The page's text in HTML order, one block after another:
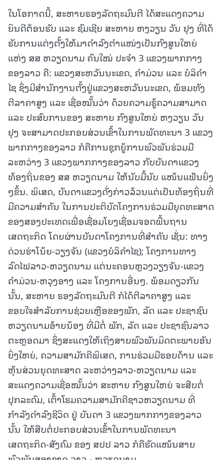
ໃນໂອກາດນີ້, ສະຫາຍຮອງລັດຖະມົນຕີ ໄດ້ສະແດງຄວາມ
ຍິນດີຕ້ອນຮັບ ແລະ ຊົມເຊີຍ ສະຫາຍ ຫງວຽນ ວັນ ຢຸງ ທີ່ໄດ້
ຮັບການແຕ່ງຕັ້ງໃຫ້ມາດໍາລົງຕໍາແໜ່ງເປັນກົງສູນໃຫຍ່
ແຫ່ງ ສສ ຫວຽດນາມ ຄົນໃໝ່ ປະຈໍາ 3 ແຂວງພາກກາງ
ຂອງລາວ ຄື: ແຂວງສະຫວັນນະເຂດ, ຄຳມ່ວນ ແລະ ບໍລິຄຳ
ໄຊ ຊຶ່ງມີສໍານັກງານຕັ້ງຢູ່ແຂວງສະຫວັນນະເຂດ, ພ້ອມທັງ
ຕີລາຄາສູງ ແລະ ເຊື່ອໝັ້ນວ່າ ດ້ວຍຄວາມຮູ້ຄວາມສາມາດ
ແລະ ປະສົບການຂອງ ສະຫາຍ ກົງສູນໃຫຍ່ ຫງວຽນ ວັນ
ຢຸງ ຈະສາມາດປະກອບສ່ວນເຂົ້າໃນການພັດທະນາ 3 ແຂວງ
ພາກກາງຂອງລາວ ກໍຄືການຊຸກຍູ້ການພົວພັນຮ່ວມມື
ລະຫວ່າງ 3 ແຂວງພາກກາງຂອງລາວ ກັບບັນດາແຂວງ
ທ້ອງຖິ່ນຂອງ ສສ ຫວຽດນາມ ໃຫ້ນັບມື້ນັບ ແໜ້ນແຟ້ນຍິ່ງ
ໆຂຶ້ນ. ພິເສດ, ບັນດາແຂວງດັ່ງກ່າວລ້ວນແຕ່ເປັນທ້ອງຖິ່ນທີ່
ມີຄວາມສຳຄັນ ໃນການປະຕິບັດໂຄງການຮ່ວມມືຍຸດທະສາດ
ຂອງສອງປະເທດເພື່ອເຊື່ອມໂຍງເຊື່ອມຈອດພື້ນຖານ
ເສດຖະກິດ ໂດຍຜ່ານບັນດາໂຄງການທີ່ສຳຄັນ ເຊັ່ນ: ທາງ
ດ່ວນຮ່າໂນ້ຍ-ວຽງຈັນ (ແຂວງບໍລິຄຳໄຊ); ໂຄງການທາງ
ລົດໄຟລາວ-ຫວຽດນາມ ແຕ່ນະຄອນຫຼວງວຽງຈັນ-ແຂວງ
ຄໍາມ່ວນ-ຫວຸງອາງ ແລະ ໂຄງການອື່ນໆ. ພ້ອມດຽວກັນ
ນັ້ນ, ສະຫາຍ ຮອງລັດຖະມົນຕີ ກໍໄດ້ຕີລາຄາສູງ ແລະ
ຂອບໃຈສຳລັບການຊ່ວຍເຫຼືອຂອງພັກ, ລັດ ແລະ ປະຊາຊົນ
ຫວຽດນາມອ້າຍນ້ອງ ທີ່ມີຕໍ່ ພັກ, ລັດ ແລະ ປະຊາຊົນລາວ
ຕະຫຼອດມາ ຊຶ່ງສະແດງໃຫ້ເຖິງສາຍພົວພັນມິດຕະພາບອັນ
ຍິ່ງໃຫຍ່, ຄວາມສາມັກຄີພິເສດ, ການຮ່ວມມືຮອບດ້ານ ແລະ
ຫຸ້ນສ່ວນຍຸດທະສາດ ລະຫວ່າງລາວ-ຫວຽດນາມ ແລະ
ສະແດງຄວາມເຊື່ອໝັ້ນວ່າ ສະຫາຍ ກົງສູນໃຫຍ່ ຈະສືບຕໍ່
ປຸກລະດົມ, ເຕົ້າໂຮມຄວາມສາມັກຄີຊາວຫວຽດນາມ ທີ່
ກຳລັງດຳລົງຊີວິດ ຢູ່ ບັນດາ 3 ແຂວງພາກກາງຂອງລາວ
ນັ້ນ ໃຫ້ສືບຕໍ່ປະກອບສ່ວນເຂົ້າໃນການພັດທະນາ
ເສດຖະກິດ-ສັງຄົມ ຂອງ ສປປ ລາວ ກໍຄືຮັດແໜ້ນສາຍ